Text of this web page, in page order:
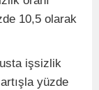
10,5 olarak
işsizlik
yüzde